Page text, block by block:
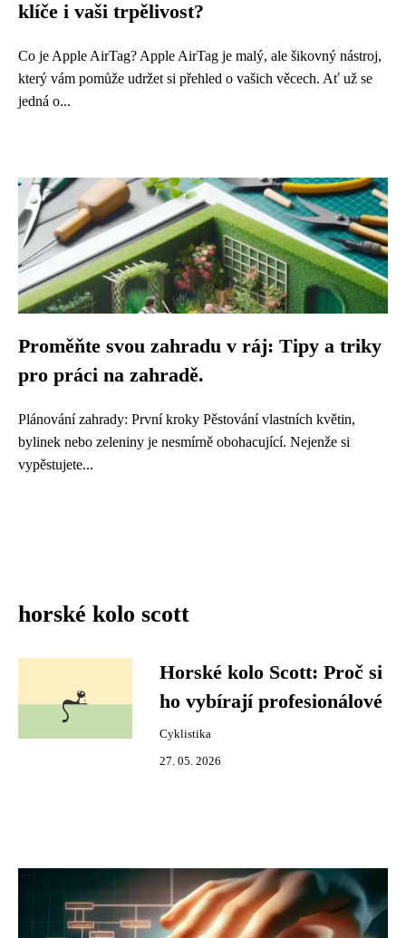
klíče i vaši trpělivost?
Co je Apple AirTag? Apple AirTag je malý, ale šikovný nástroj,
který vám pomůže udržet si přehled o vašich věcech. Ať už se
jedná o...
Proměňte svou zahradu v ráj: Tipy a triky
pro práci na zahradě.
Plánování zahrady: První kroky Pěstování vlastních květin,
bylinek nebo zeleniny je nesmírně obohacující. Nejenže si
vypěstujete...
horské kolo scott
Horské kolo Scott: Proč si
ho vybírají profesionálové
Cyklistika
27. 05. 2026